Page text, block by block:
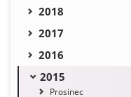
2018
2017
2016
2015
Prosinec